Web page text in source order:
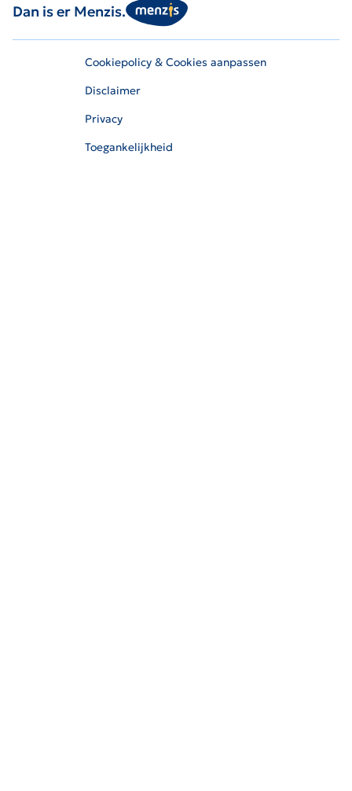
Dan is er Menzis.
Cookiepolicy & Cookies aanpassen
Disclaimer
Privacy
Toegankelijkheid